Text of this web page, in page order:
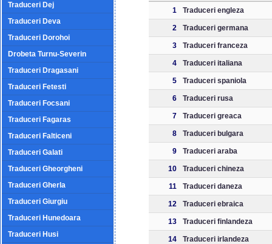
Traduceri Dej
Traduceri Deva
Traduceri Dorohoi
Drobeta Turnu-Severin
Traduceri Dragasani
Traduceri Fetesti
Traduceri Focsani
Traduceri Fagaras
Traduceri Falticeni
Traduceri Galati
Traduceri Gheorgheni
Traduceri Gherla
Traduceri Giurgiu
Traduceri Hunedoara
Traduceri Husi
1 Traduceri engleza
2 Traduceri germana
3 Traduceri franceza
4 Traduceri italiana
5 Traduceri spaniola
6 Traduceri rusa
7 Traduceri greaca
8 Traduceri bulgara
9 Traduceri araba
10 Traduceri chineza
11 Traduceri daneza
12 Traduceri ebraica
13 Traduceri finlandeza
14 Traduceri irlandeza